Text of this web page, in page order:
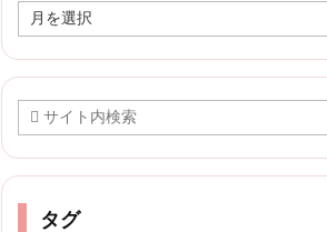
ー
イ
タグ